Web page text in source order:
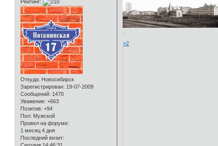
Рейтинг:
Откуда: Новосибирск
Зарегистрирован: 19-07-2009
Сообщений: 1470
Уважение: +663
Позитив: +94
Пол: Мужской
Провел на форуме:
1 месяц 4 дня
Последний визит:
+2